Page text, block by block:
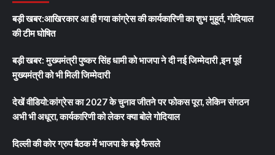
बड़ी खबर:आखिरकार आ ही गया कांग्रेस की कार्यकारिणी का शुभ मुहूर्त, गोदियाल
की टीम घोषित
बड़ी खबर: मुख्यमंत्री पुष्कर सिंह धामी को भाजपा ने दी नई जिम्मेदारी ,इन पूर्व
मुख्यमंत्री को भी मिली जिम्मेदारी
देखें वीडियो:कांग्रेस का 2027 के चुनाव जीतने पर फोकस पूरा, लेकिन संगठन
अभी भी अधूरा, कार्यकारिणी को लेकर क्या बोले गोदियाल
दिल्ली की कोर ग्रुप बैठक में भाजपा के बड़े फैसले